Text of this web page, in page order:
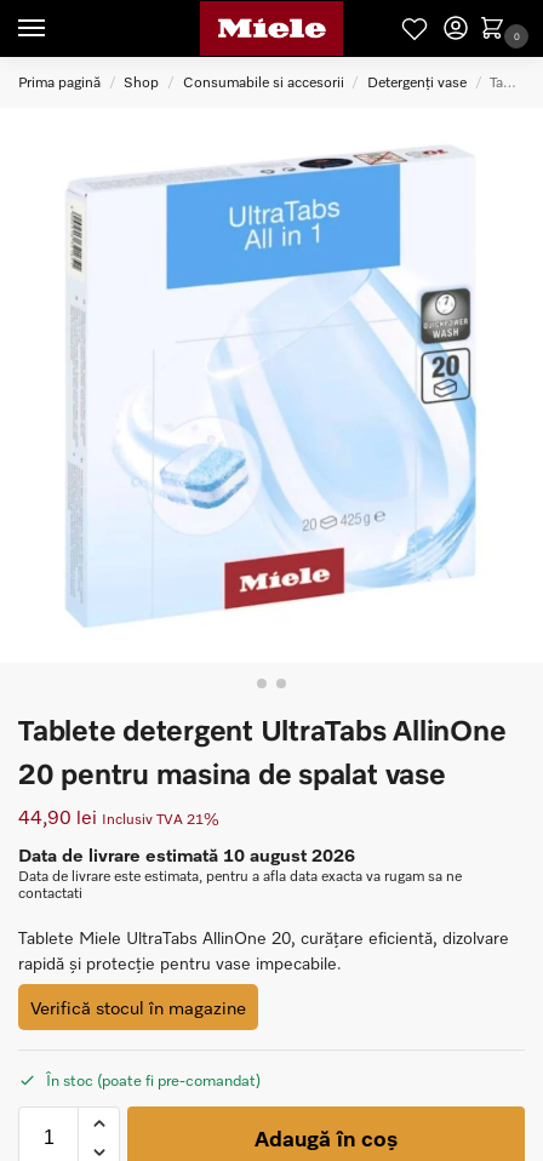
0
Prima pagină / Shop / Consumabile si accesorii / Detergenți vase / Tablete detergent UltraTabs AllinOne 20 pentru masina de spalat vase
Tablete detergent UltraTabs AllinOne
20 pentru masina de spalat vase
44,90 lei Inclusiv TVA 21%
Data de livrare estimată 10 august 2026
Data de livrare este estimata, pentru a afla data exacta va rugam sa ne
contactati
Tablete Miele UltraTabs AllinOne 20, curățare eficientă, dizolvare
rapidă și protecție pentru vase impecabile.
Verifică stocul în magazine
În stoc (poate fi pre-comandat)
Adaugă în coș